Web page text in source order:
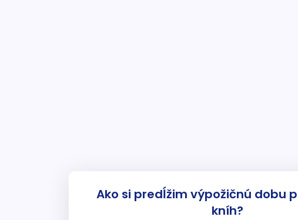
Ako si predĺžim výpožičnú dobu
kníh?